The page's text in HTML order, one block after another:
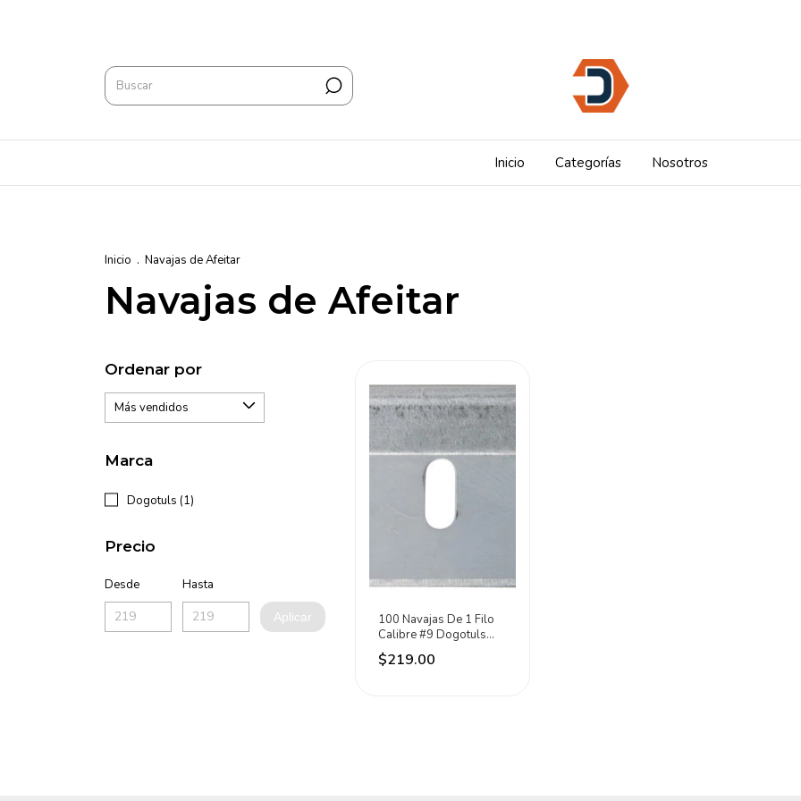
Inicio Categorías Nosotros
Inicio . Navajas de Afeitar
Navajas de Afeitar
Ordenar por
Marca
Dogotuls (1)
Precio
Desde Hasta
Aplicar
100 Navajas De 1 Filo
Calibre #9 Dogotuls
Plateado
$219.00